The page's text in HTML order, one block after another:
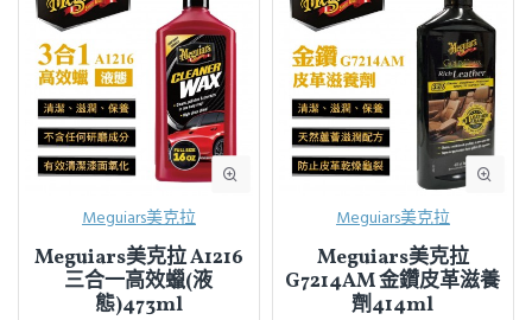
Meguiars美克拉
Meguiars美克拉 A1216
三合一高效蠟(液
態)473ml
Meguiars美克拉
Meguiars美克拉
G7214AM 金鑽皮革滋養
劑414ml